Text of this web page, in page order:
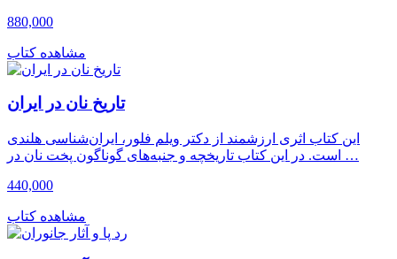
880,000
مشاهده کتاب
تاریخ نان در ایران
این کتاب اثری ارزشمند از دکتر ویلم فلور، ایران‌شناسی هلندی
است. در این کتاب تاریخچه و جنبه‌های گوناگون پخت نان در …
440,000
مشاهده کتاب